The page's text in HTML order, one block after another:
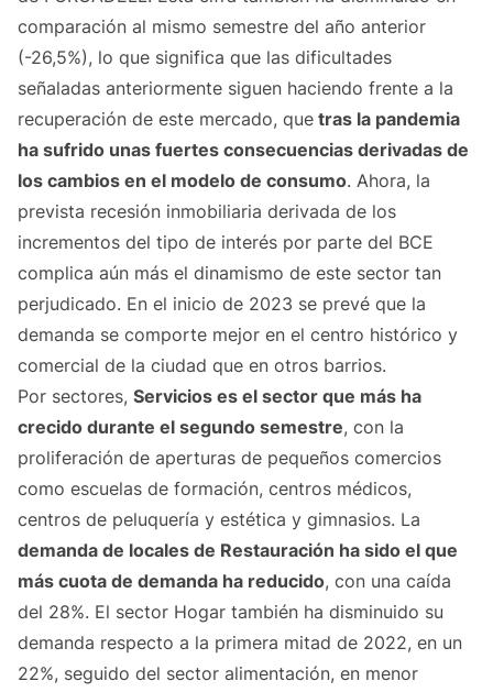
comparación al mismo semestre del año anterior
(-26,5%), lo que significa que las dificultades
señaladas anteriormente siguen haciendo frente a la
recuperación de este mercado, que tras la pandemia
ha sufrido unas fuertes consecuencias derivadas de
los cambios en el modelo de consumo. Ahora, la
prevista recesión inmobiliaria derivada de los
incrementos del tipo de interés por parte del BCE
complica aún más el dinamismo de este sector tan
perjudicado. En el inicio de 2023 se prevé que la
demanda se comporte mejor en el centro histórico y
comercial de la ciudad que en otros barrios.
Por sectores, Servicios es el sector que más ha
crecido durante el segundo semestre, con la
proliferación de aperturas de pequeños comercios
como escuelas de formación, centros médicos,
centros de peluquería y estética y gimnasios. La
demanda de locales de Restauración ha sido el que
más cuota de demanda ha reducido, con una caída
del 28%. El sector Hogar también ha disminuido su
demanda respecto a la primera mitad de 2022, en un
22%, seguido del sector alimentación, en menor